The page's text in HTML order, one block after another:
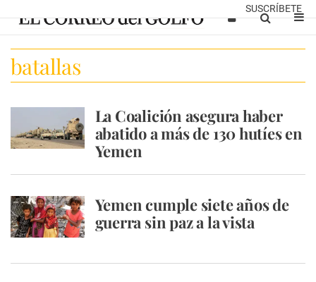
SUSCRÍBETE
batallas
La Coalición asegura haber
abatido a más de 130 hutíes en
Yemen
Yemen cumple siete años de
guerra sin paz a la vista